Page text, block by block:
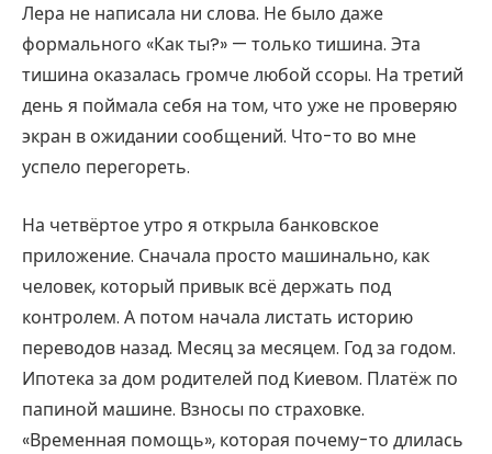
Лера не написала ни слова. Не было даже
формального «Как ты?» — только тишина. Эта
тишина оказалась громче любой ссоры. На третий
день я поймала себя на том, что уже не проверяю
экран в ожидании сообщений. Что-то во мне
успело перегореть.
На четвёртое утро я открыла банковское
приложение. Сначала просто машинально, как
человек, который привык всё держать под
контролем. А потом начала листать историю
переводов назад. Месяц за месяцем. Год за годом.
Ипотека за дом родителей под Киевом. Платёж по
папиной машине. Взносы по страховке.
«Временная помощь», которая почему-то длилась